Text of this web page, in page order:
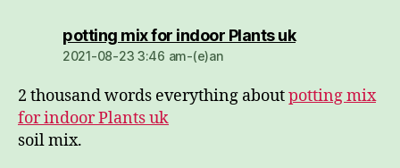
potting mix for indoor Plants ukdio:
2021-08-23 3:46 am-(e)an
2 thousand words everything aboutpotting mix
for indoor Plants uk
soil mix.